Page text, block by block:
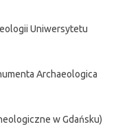
Uniwersytetu
Archaeologica
w Gdańsku)